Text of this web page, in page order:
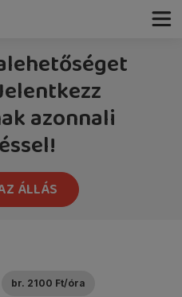
azonnali
ÁLLÁS
br. 2100 Ft/óra